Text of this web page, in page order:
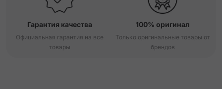
Гарантия качества
Официальная гарантия на все
товары
100% оригинал
Только оригинальные товары от
брендов